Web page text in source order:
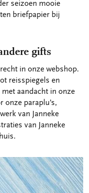
seizoen mooie
briefpapier bij
gifts
in onze webshop.
reisspiegels en
aandacht in onze
onze paraplu’s,
van Janneke
van Janneke